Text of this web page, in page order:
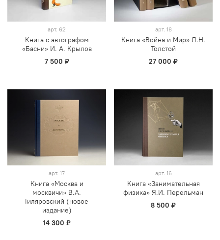
арт. 62
Книга с автографом
«Басни» И. А. Крылов
7 500 ₽
арт. 18
Книга «Война и Мир» Л.Н.
Толстой
27 000 ₽
арт. 17
Книга «Москва и
москвичи» В.А.
Гиляровский (новое
издание)
14 300 ₽
арт. 16
Книга «Занимательная
физика» Я.И. Перельман
8 500 ₽